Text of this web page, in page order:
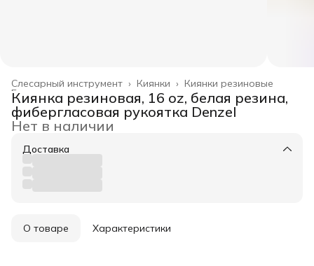
Киянки резиновые
Киянки ›
Слесарный инструмент ›
Главная
Киянка резиновая, 16 oz, белая резина,
фибергласовая рукоятка Denzel
Нет в наличии
Доставка
О товаре Характеристики